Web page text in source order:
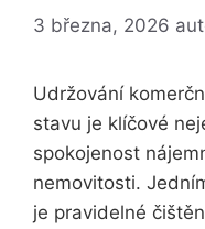
3 března, 2026
Udržování
stavu je klíčové
spokojenost
nemovitosti.
je pravidelné